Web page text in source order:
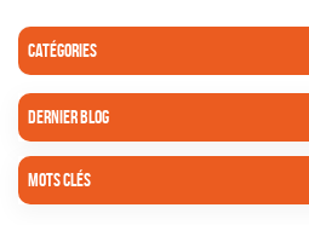
CATÉGORIES
DERNIER BLOG
MOTS CLÉS